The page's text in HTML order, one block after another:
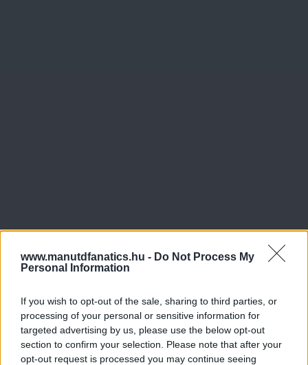
www.manutdfanatics.hu - Do Not Process My
Personal Information
If you wish to opt-out of the sale, sharing to third parties, or
processing of your personal or sensitive information for
targeted advertising by us, please use the below opt-out
section to confirm your selection. Please note that after your
opt-out request is processed you may continue seeing